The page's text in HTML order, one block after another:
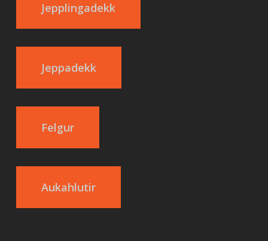
Jepplingadekk
Jeppadekk
Felgur
Aukahlutir